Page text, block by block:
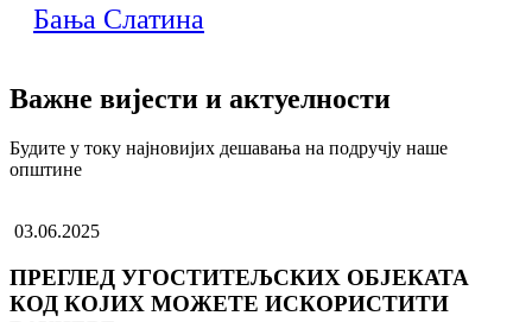
Бања Слатина
Важне вијести и актуелности
Будите у току најновијих дешавања на подручју наше
општине
03.06.2025
ПРЕГЛЕД УГОСТИТЕЉСКИХ ОБЈЕКАТА
КОД КОЈИХ МОЖЕТЕ ИСКОРИСТИТИ